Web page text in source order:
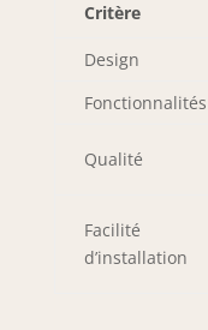
Critère
Design
Fonctionnalités
Qualité
Facilité
d’installation